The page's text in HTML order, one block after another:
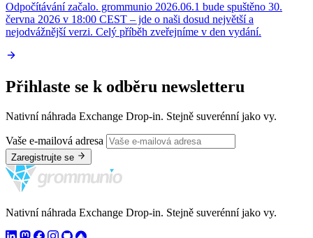
Odpočítávání začalo. grommunio 2026.06.1 bude spuštěno 30.
června 2026 v 18:00 CEST – jde o naši dosud největší a
nejodvážnější verzi. Celý příběh zveřejníme v den vydání.
Přihlaste se k odběru newsletteru
Nativní náhrada Exchange Drop-in. Stejně suverénní jako vy.
Vaše e-mailová adresa
Zaregistrujte se
Nativní náhrada Exchange Drop-in. Stejně suverénní jako vy.